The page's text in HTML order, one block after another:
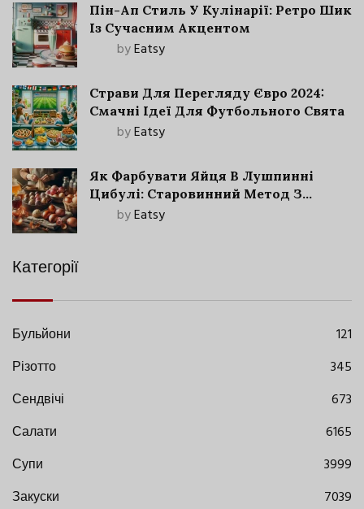
Пін-Ап Стиль У Кулінарії: Ретро Шик
Із Сучасним Акцентом
byEatsy
Страви Для Перегляду Євро 2024:
Смачні Ідеї Для Футбольного Свята
byEatsy
Як Фарбувати Яйця В Лушпинні
Цибулі: Старовинний Метод З
Сучасними Нюансами
byEatsy
Категорії
Бульйони
121
Різотто
345
Сендвічі
673
Салати
6165
Супи
3999
Закуски
7039